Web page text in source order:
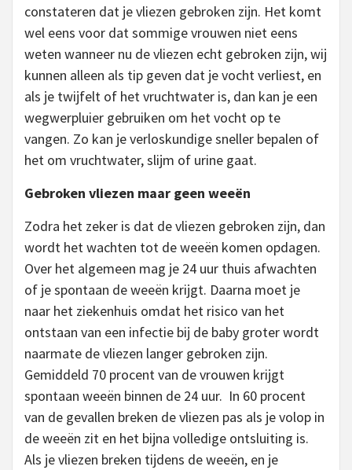
constateren dat je vliezen gebroken zijn. Het komt
wel eens voor dat sommige vrouwen niet eens
weten wanneer nu de vliezen echt gebroken zijn, wij
kunnen alleen als tip geven dat je vocht verliest, en
als je twijfelt of het vruchtwater is, dan kan je een
wegwerpluier gebruiken om het vocht op te
vangen. Zo kan je verloskundige sneller bepalen of
het om vruchtwater, slijm of urine gaat.
Gebroken vliezen maar geen weeën
Zodra het zeker is dat de vliezen gebroken zijn, dan
wordt het wachten tot de weeën komen opdagen.
Over het algemeen mag je 24 uur thuis afwachten
of je spontaan de weeën krijgt. Daarna moet je
naar het ziekenhuis omdat het risico van het
ontstaan van een infectie bij de baby groter wordt
naarmate de vliezen langer gebroken zijn.
Gemiddeld 70 procent van de vrouwen krijgt
spontaan weeën binnen de 24 uur. In 60 procent
van de gevallen breken de vliezen pas als je volop in
de weeën zit en het bijna volledige ontsluiting is.
Als je vliezen breken tijdens de weeën, en je